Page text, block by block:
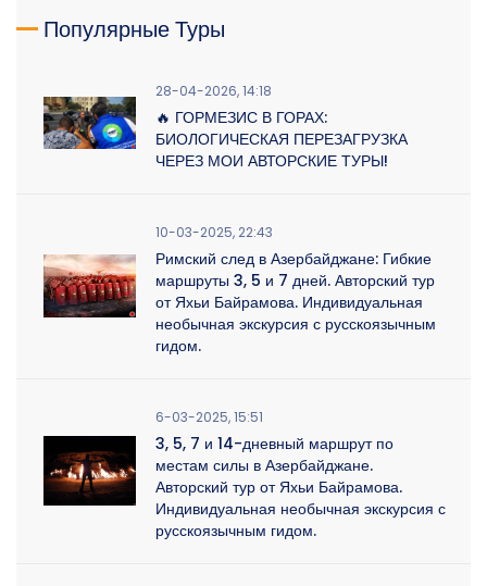
Популярные Туры
28-04-2026, 14:18
🔥 ГОРМЕЗИС В ГОРАХ:
БИОЛОГИЧЕСКАЯ ПЕРЕЗАГРУЗКА
ЧЕРЕЗ МОИ АВТОРСКИЕ ТУРЫ!
10-03-2025, 22:43
Римский след в Азербайджане: Гибкие
маршруты 3, 5 и 7 дней. Авторский тур
от Яхьи Байрамова. Индивидуальная
необычная экскурсия с русскоязычным
гидом.
6-03-2025, 15:51
3, 5, 7 и 14-дневный маршрут по
местам силы в Азербайджане.
Авторский тур от Яхьи Байрамова.
Индивидуальная необычная экскурсия с
русскоязычным гидом.